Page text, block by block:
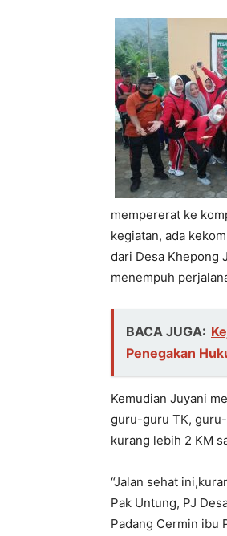
mempererat ke
kegiatan, ada
dari Desa Khepong
menempuh
BACA JUGA:
Penegakan
Kemudian Juyani
guru-guru TK,
kurang lebih 2 KM
“Jalan sehat
Pak Untung, PJ
Padang Cermin ibu